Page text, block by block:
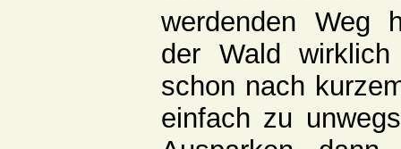
werdenden Weg
der Wald
schon nach
einfach zu